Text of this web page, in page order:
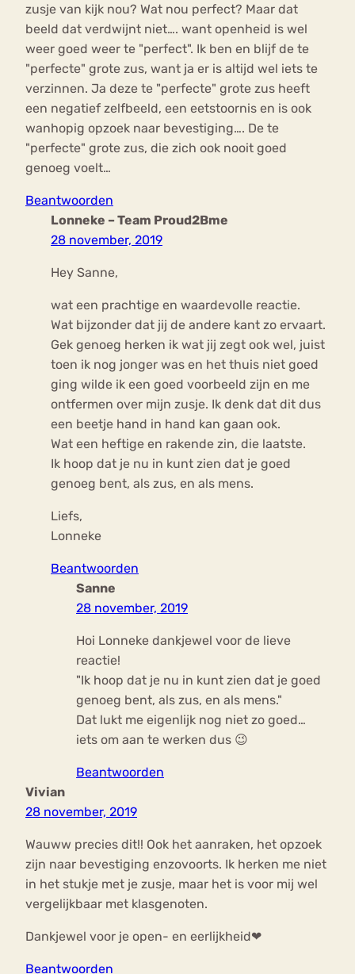
zusje van kijk nou? Wat nou perfect? Maar dat
beeld dat verdwijnt niet…. want openheid is wel
weer goed weer te "perfect". Ik ben en blijf de te
"perfecte" grote zus, want ja er is altijd wel iets te
verzinnen. Ja deze te "perfecte" grote zus heeft
een negatief zelfbeeld, een eetstoornis en is ook
wanhopig opzoek naar bevestiging…. De te
"perfecte" grote zus, die zich ook nooit goed
genoeg voelt…
Beantwoorden
Lonneke – Team Proud2Bme
28 november, 2019
Hey Sanne,
wat een prachtige en waardevolle reactie.
Wat bijzonder dat jij de andere kant zo ervaart.
Gek genoeg herken ik wat jij zegt ook wel, juist
toen ik nog jonger was en het thuis niet goed
ging wilde ik een goed voorbeeld zijn en me
ontfermen over mijn zusje. Ik denk dat dit dus
een beetje hand in hand kan gaan ook.
Wat een heftige en rakende zin, die laatste.
Ik hoop dat je nu in kunt zien dat je goed
genoeg bent, als zus, en als mens.
Liefs,
Lonneke
Beantwoorden
Sanne
28 november, 2019
Hoi Lonneke dankjewel voor de lieve
reactie!
"Ik hoop dat je nu in kunt zien dat je goed
genoeg bent, als zus, en als mens."
Dat lukt me eigenlijk nog niet zo goed…
iets om aan te werken dus 😉
Beantwoorden
Vivian
28 november, 2019
Wauww precies dit!! Ook het aanraken, het opzoek
zijn naar bevestiging enzovoorts. Ik herken me niet
in het stukje met je zusje, maar het is voor mij wel
vergelijkbaar met klasgenoten.
Dankjewel voor je open- en eerlijkheid❤
Beantwoorden